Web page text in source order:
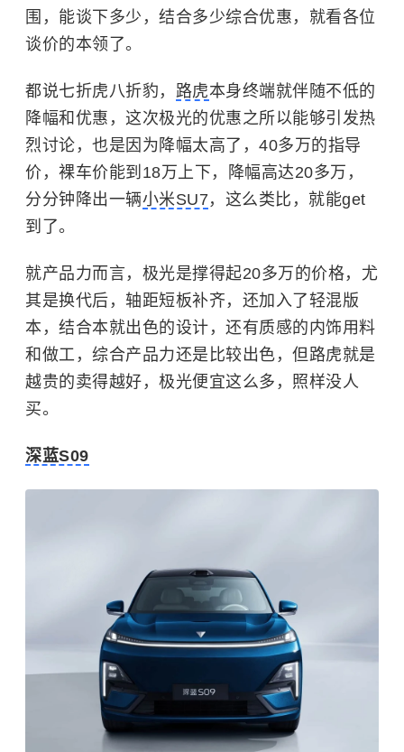
围，能谈下多少，结合多少综合优惠，就看各位
谈价的本领了。
都说七折虎八折豹， 路虎本身终端就伴随不低的
降幅和优惠，这次极光的优惠之所以能够引发热
烈讨论，也是因为降幅太高了，40多万的指导
价，裸车价能到18万上下，降幅高达20多万，
分分钟降出一辆小米SU7 ，这么类比，就能get
到了。
就产品力而言，极光是撑得起20多万的价格，尤
其是换代后，轴距短板补齐，还加入了轻混版
本，结合本就出色的设计，还有质感的内饰用料
和做工，综合产品力还是比较出色，但路虎就是
越贵的卖得越好，极光便宜这么多，照样没人
买。
深蓝S09